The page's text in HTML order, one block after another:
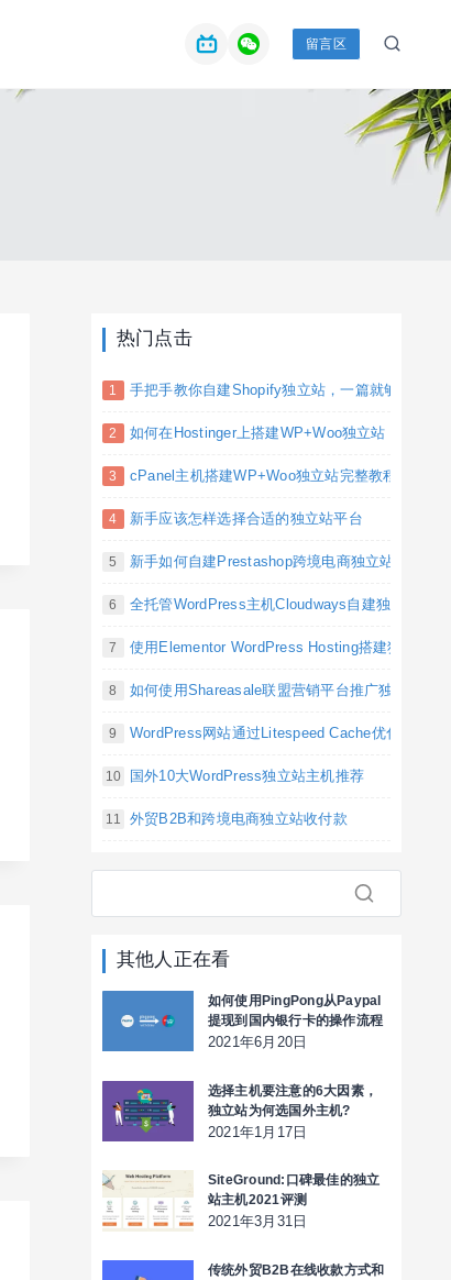
留言区
热门点击
手把手教你自建Shopify独立站，一篇就够(完整教
如何在Hostinger上搭建WP+Woo独立站
cPanel主机搭建WP+Woo独立站完整教程
新手应该怎样选择合适的独立站平台
新手如何自建Prestashop跨境电商独立站
全托管WordPress主机Cloudways自建独立站
使用Elementor WordPress Hosting搭建独立站完
如何使用Shareasale联盟营销平台推广独立站产品
WordPress网站通过Litespeed Cache优化
国外10大WordPress独立站主机推荐
外贸B2B和跨境电商独立站收付款
其他人正在看
如何使用PingPong从Paypal
提现到国内银行卡的操作流程
2021年6月20日
选择主机要注意的6大因素，
独立站为何选国外主机?
2021年1月17日
SiteGround:口碑最佳的独立
站主机2021评测
2021年3月31日
传统外贸B2B在线收款方式和